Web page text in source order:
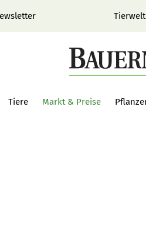
Tierwelt
Tiere Markt & Preise